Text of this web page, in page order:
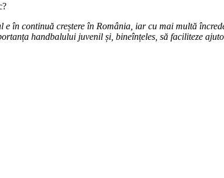
în continuă creștere în România, iar cu mai multă
handbalului juvenil și, bineînțeles, să faciliteze